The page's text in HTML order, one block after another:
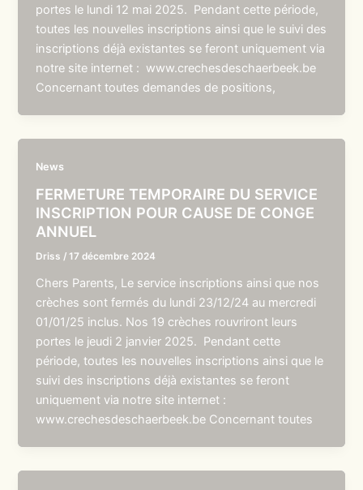
portes le lundi 12 mai 2025. Pendant cette période,
toutes les nouvelles inscriptions ainsi que le suivi des
inscriptions déjà existantes se feront uniquement via
notre site internet : www.crechesdeschaerbeek.be
Concernant toutes demandes de positions,
News
FERMETURE TEMPORAIRE DU SERVICE
INSCRIPTION POUR CAUSE DE CONGE
ANNUEL
Driss /17 décembre 2024
Chers Parents, Le service inscriptions ainsi que nos
crèches sont fermés du lundi 23/12/24 au mercredi
01/01/25 inclus. Nos 19 crèches rouvriront leurs
portes le jeudi 2 janvier 2025. Pendant cette
période, toutes les nouvelles inscriptions ainsi que le
suivi des inscriptions déjà existantes se feront
uniquement via notre site internet :
www.crechesdeschaerbeek.be Concernant toutes